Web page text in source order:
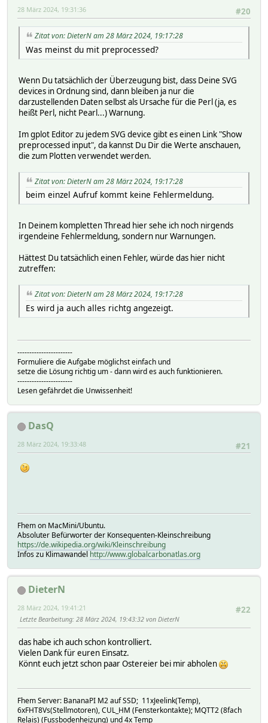
#20
28 März 2024, 19:31:36
Zitat von: DieterN am 28 März 2024, 19:17:28
Was meinst du mit preprocessed?
Wenn Du tatsächlich der Überzeugung bist, dass Deine SVG
devices in Ordnung sind, dann bleiben ja nur die
darzustellenden Daten selbst als Ursache für die Perl (ja, es
heißt Perl, nicht Pearl...) Warnung.
Im gplot Editor zu jedem SVG device gibt es einen Link "Show
preprocessed input", da kannst Du Dir die Werte anschauen,
die zum Plotten verwendet werden.
Zitat von: DieterN am 28 März 2024, 19:17:28
beim einzel Aufruf kommt keine Fehlermeldung.
In Deinem kompletten Thread hier sehe ich noch nirgends
irgendeine Fehlermeldung, sondern nur Warnungen.
Hättest Du tatsächlich einen Fehler, würde das hier nicht
zutreffen:
Zitat von: DieterN am 28 März 2024, 19:17:28
Es wird ja auch alles richtg angezeigt.
-----------------------
Formuliere die Aufgabe möglichst einfach und
setze die Lösung richtig um - dann wird es auch funktionieren.
-----------------------
Lesen gefährdet die Unwissenheit!
DasQ
#21
28 März 2024, 19:33:48
Fhem on MacMini/Ubuntu.
Absoluter Befürworter der Konsequenten-Kleinschreibung
https://de.wikipedia.org/wiki/Kleinschreibung
Infos zu Klimawandel http://www.globalcarbonatlas.org
DieterN
#22
28 März 2024, 19:41:21
Letzte Bearbeitung: 28 März 2024, 19:43:32 von DieterN
das habe ich auch schon kontrolliert.
Vielen Dank für euren Einsatz.
Könnt euch jetzt schon paar Ostereier bei mir abholen
Fhem Server: BananaPI M2 auf SSD; 11xJeelink(Temp),
6xFHT8Vs(Stellmotoren), CUL_HM (Fensterkontakte); MQTT2 (8fach
Relais) (Fussbodenheizung) und 4x Temp